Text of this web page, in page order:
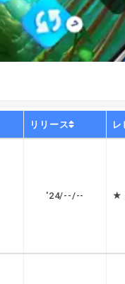
リリース レ
'24/--/-- ★